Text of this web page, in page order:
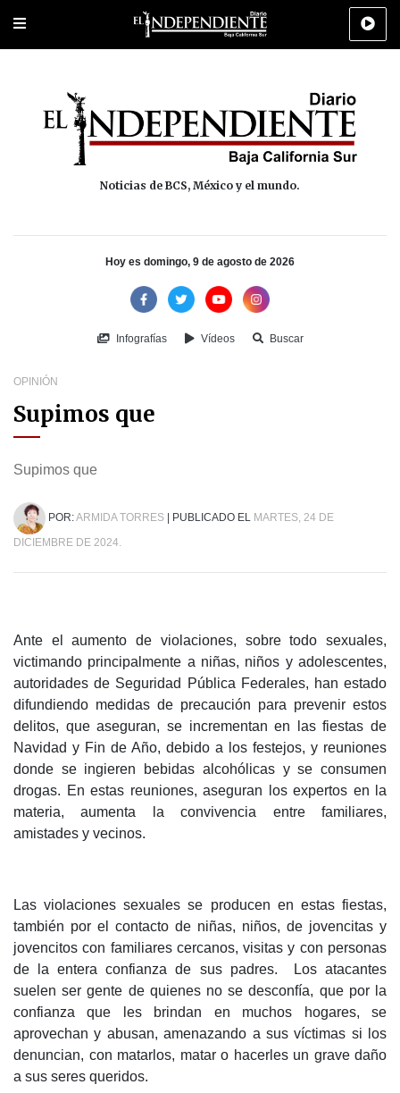
Portada Los Cabos Policiaca Deportes Cultura
Noticias de BCS, México y el mundo.
Hoy es domingo, 9 de agosto de 2026
Infografías Vídeos Buscar
OPINIÓN
Supimos que
Supimos que
POR:ARMIDA TORRES | PUBLICADO EL MARTES, 24 DE
DICIEMBRE DE 2024.
Ante el aumento de violaciones, sobre todo sexuales,
victimando principalmente a niñas, niños y adolescentes,
autoridades de Seguridad Pública Federales, han estado
difundiendo medidas de precaución para prevenir estos
delitos, que aseguran, se incrementan en las fiestas de
Navidad y Fin de Año, debido a los festejos, y reuniones
donde se ingieren bebidas alcohólicas y se consumen
drogas. En estas reuniones, aseguran los expertos en la
materia, aumenta la convivencia entre familiares,
amistades y vecinos.
Las violaciones sexuales se producen en estas fiestas,
también por el contacto de niñas, niños, de jovencitas y
jovencitos con familiares cercanos, visitas y con personas
de la entera confianza de sus padres. Los atacantes
suelen ser gente de quienes no se desconfía, que por la
confianza que les brindan en muchos hogares, se
aprovechan y abusan, amenazando a sus víctimas si los
denuncian, con matarlos, matar o hacerles un grave daño
a sus seres queridos.